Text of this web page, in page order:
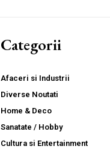
Categorii
Afaceri si Industrii
Diverse Noutati
Home & Deco
Sanatate / Hobby
Cultura si Entertainment